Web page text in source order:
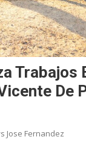
Trabajos
De
Jose Fernandez